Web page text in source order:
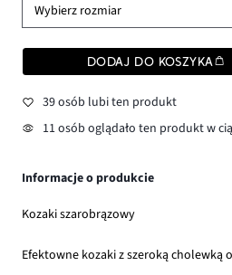
Wybierz rozmiar
DODAJ DO KOSZYKA
39 osób lubi ten produkt
11 osób oglądało ten produkt w
Informacje o produkcie
Kozaki szarobrązowy
Efektowne kozaki z szeroką cholewką